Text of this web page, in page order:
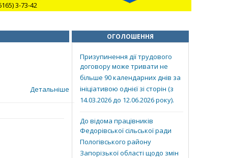
3-73-42
Детальніше
ОГОЛОШЕННЯ
Призупинення дії трудового
договору може тривати не
більше 90 календарних днів за
ініціативою однієї зі сторін (з
14.03.2026 до 12.06.2026 року).
До відома працівників
Федорівської сільської ради
Пологівського району
Запорізької області щодо змін